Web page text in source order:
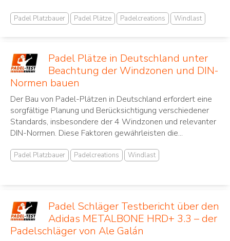
Padel Platzbauer Padel Plätze Padelcreations Windlast
Padel Plätze in Deutschland unter
Beachtung der Windzonen und DIN-
Normen bauen
Der Bau von Padel-Plätzen in Deutschland erfordert eine
sorgfältige Planung und Berücksichtigung verschiedener
Standards, insbesondere der 4 Windzonen und relevanter
DIN-Normen. Diese Faktoren gewährleisten die...
Padel Platzbauer Padelcreations Windlast
Padel Schläger Testbericht über den
Adidas METALBONE HRD+ 3.3 – der
Padelschläger von Ale Galán